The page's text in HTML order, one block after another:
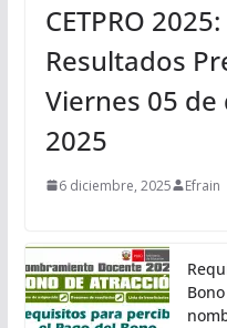
CETPRO
Resultados
Viernes 05
2025
6 diciembre, 2025 Efrain